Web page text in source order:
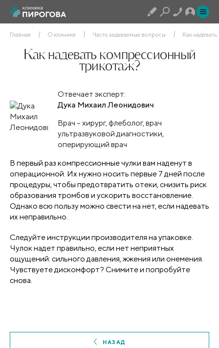
Главная О клинике Часто задаваемые вопросы Как
Как надевать компрессионный
трикотаж?
Отвечает эксперт:
Дука Михаил Леонидович
Врач – хирург, флеболог, врач
ультразвуковой диагностики,
оперирующий врач
В первый раз компрессионные чулки вам наденут в
операционной. Их нужно носить первые 7 дней после
процедуры, чтобы предотвратить отеки, снизить риск
образования тромбов и ускорить восстановление.
Однако всю пользу можно свести на нет, если надевать
их неправильно.
Следуйте инструкции производителя на упаковке.
Чулок надет правильно, если нет неприятных
ощущений: сильного давления, жжения или онемения.
Чувствуете дискомфорт? Снимите и попробуйте
снова.
НАЗАД